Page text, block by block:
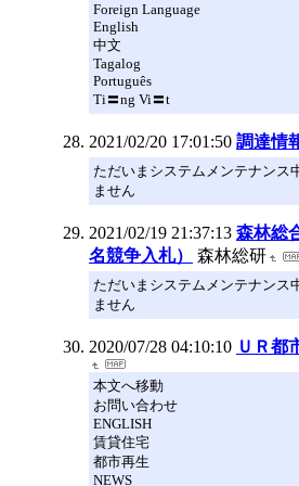
Foreign Language
English
中文
Tagalog
Português
Ti〓ng Vi〓t
2021/02/20 17:01:50 調達情
ただいまシステムメンテナンス
ません
2021/02/19 21:37:13 森林総
名競争入札）
森林総研
ただいまシステムメンテナンス
ません
2020/07/28 04:10:10 ＵＲ都
本文へ移動
お問い合わせ
ENGLISH
賃貸住宅
都市再生
NEWS